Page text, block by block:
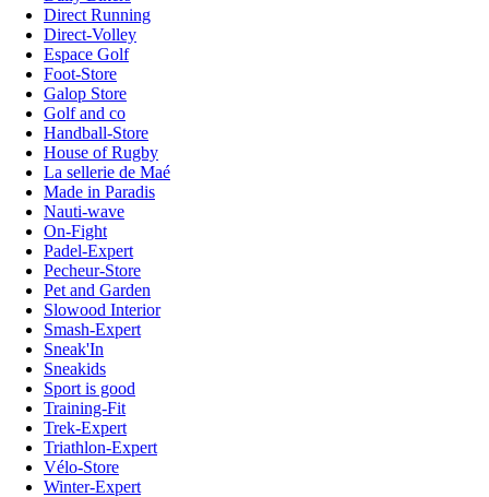
Direct Running
Direct-Volley
Espace Golf
Foot-Store
Galop Store
Golf and co
Handball-Store
House of Rugby
La sellerie de Maé
Made in Paradis
Nauti-wave
On-Fight
Padel-Expert
Pecheur-Store
Pet and Garden
Slowood Interior
Smash-Expert
Sneak'In
Sneakids
Sport is good
Training-Fit
Trek-Expert
Triathlon-Expert
Vélo-Store
Winter-Expert